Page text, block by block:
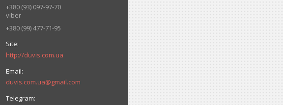
+380 (93) 097-97-70
viber
+380 (99) 477-71-95
http://duvis.com.ua
duvis.com.ua@gmail.com